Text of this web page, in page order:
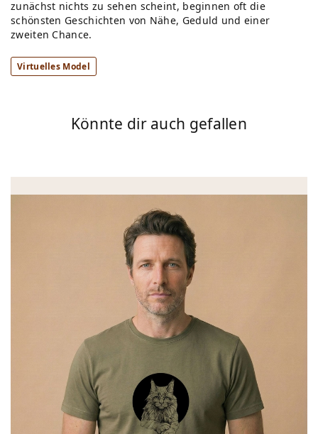
zunächst nichts zu sehen scheint, beginnen oft die
schönsten Geschichten von Nähe, Geduld und einer
zweiten Chance.
Virtuelles Model
Könnte dir auch gefallen